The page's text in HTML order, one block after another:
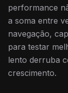
performance
a soma entre
navegação,
para testar
lento derruba
crescimento.